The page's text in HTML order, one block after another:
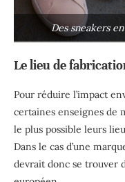
Des sneakers
Le lieu de
Pour réduire l’impact
certaines enseignes de
le plus possible leurs
Dans le cas d’une
devrait donc se trouver